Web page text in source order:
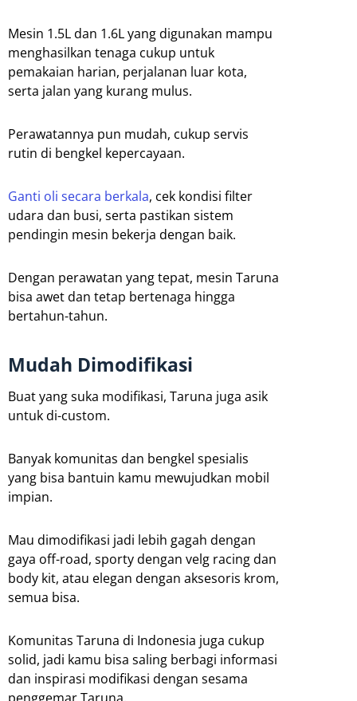
Mesin 1.5L dan 1.6L yang digunakan mampu
menghasilkan tenaga cukup untuk
pemakaian harian, perjalanan luar kota,
serta jalan yang kurang mulus.
Perawatannya pun mudah, cukup servis
rutin di bengkel kepercayaan.
Ganti oli secara berkala, cek kondisi filter
udara dan busi, serta pastikan sistem
pendingin mesin bekerja dengan baik.
Dengan perawatan yang tepat, mesin Taruna
bisa awet dan tetap bertenaga hingga
bertahun-tahun.
Mudah Dimodifikasi
Buat yang suka modifikasi, Taruna juga asik
untuk di-custom.
Banyak komunitas dan bengkel spesialis
yang bisa bantuin kamu mewujudkan mobil
impian.
Mau dimodifikasi jadi lebih gagah dengan
gaya off-road, sporty dengan velg racing dan
body kit, atau elegan dengan aksesoris krom,
semua bisa.
Komunitas Taruna di Indonesia juga cukup
solid, jadi kamu bisa saling berbagi informasi
dan inspirasi modifikasi dengan sesama